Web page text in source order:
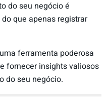
do seu negócio é
que apenas registrar
ferramenta poderosa
fornecer insights valiosos
do seu negócio.